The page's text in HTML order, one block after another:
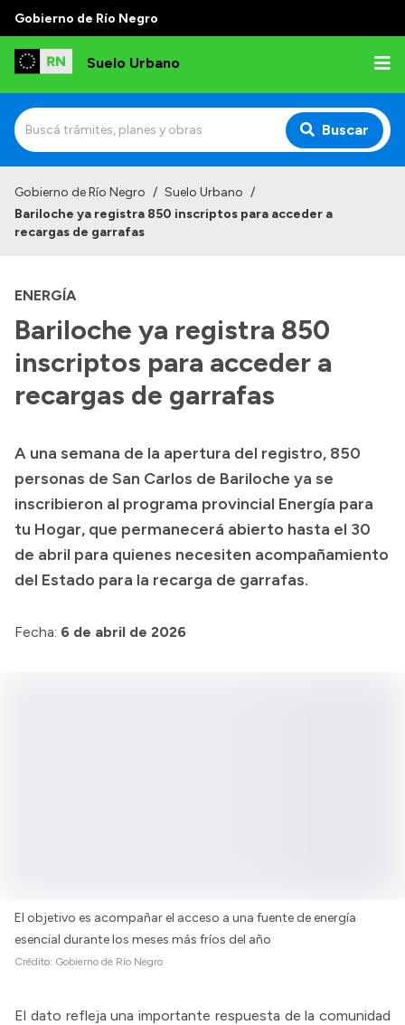
Gobierno de Río Negro
Suelo Urbano
Buscar
Gobierno de Río Negro / Suelo Urbano /
Bariloche ya registra 850 inscriptos para acceder a
recargas de garrafas
ENERGÍA
Bariloche ya registra 850
inscriptos para acceder a
recargas de garrafas
A una semana de la apertura del registro, 850
personas de San Carlos de Bariloche ya se
inscribieron al programa provincial Energía para
tu Hogar, que permanecerá abierto hasta el 30
de abril para quienes necesiten acompañamiento
del Estado para la recarga de garrafas.
Fecha: 6 de abril de 2026
El objetivo es acompañar el acceso a una fuente de energía
esencial durante los meses más fríos del año
Crédito: Gobierno de Río Negro
El dato refleja una importante respuesta de la comunidad